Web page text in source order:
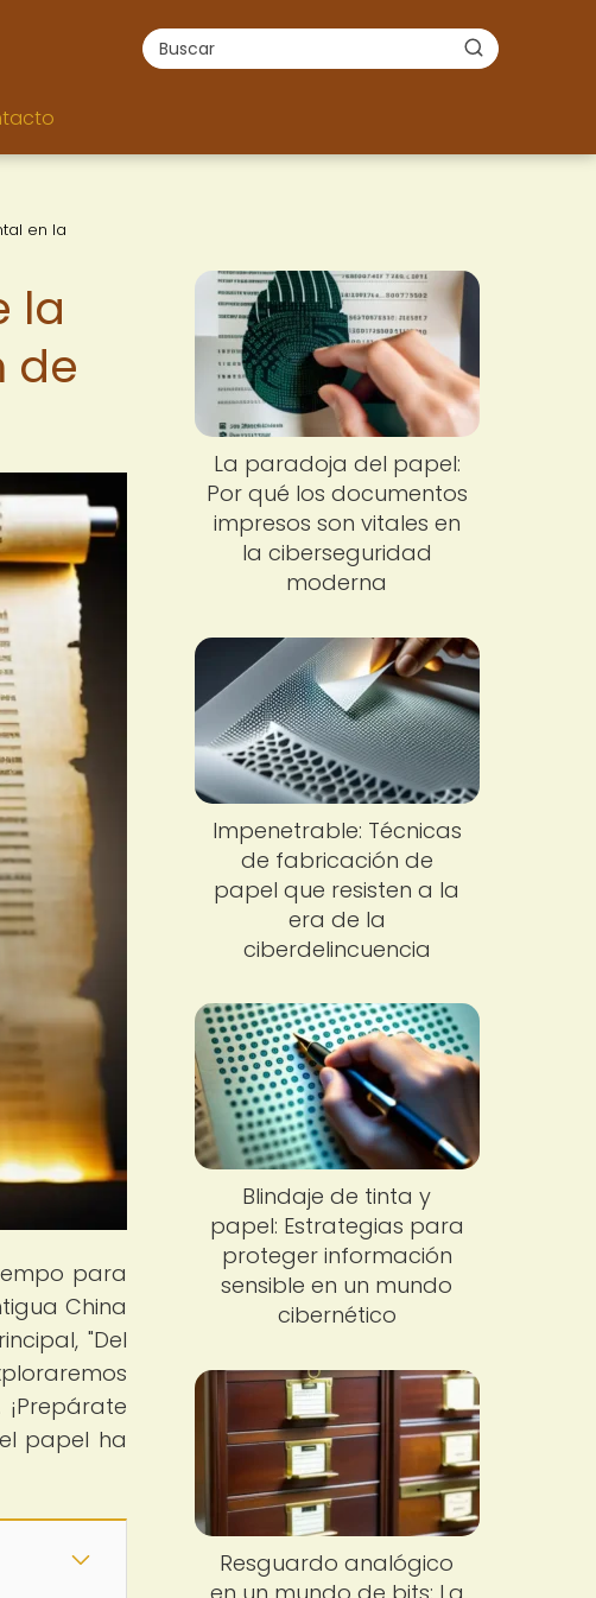
en la
la
de
para
China
"Del
papel ha
La paradoja del papel:
Por qué los documentos
impresos son vitales en
la ciberseguridad
moderna
Impenetrable: Técnicas
de fabricación de
papel que resisten a la
era de la
ciberdelincuencia
Blindaje de tinta y
papel: Estrategias para
proteger información
sensible en un mundo
cibernético
Resguardo analógico